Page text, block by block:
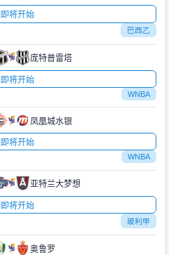
即将开始
巴西乙
庞特普雷塔
即将开始
WNBA
凤凰城水银
即将开始
WNBA
亚特兰大梦想
即将开始
玻利甲
奥鲁罗